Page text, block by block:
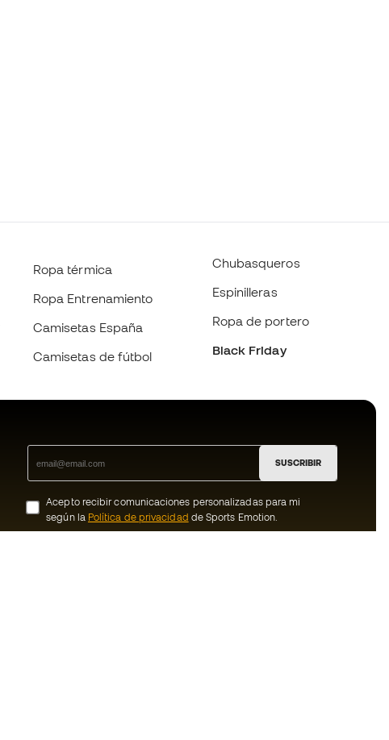
Ropa térmica
Ropa Entrenamiento
Camisetas España
Camisetas de fútbol
Chubasqueros
Espinilleras
Ropa de portero
Black Friday
SUSCRIBIR
Acepto recibir comunicaciones personalizadas para mi
según la Política de privacidad de Sports Emotion.